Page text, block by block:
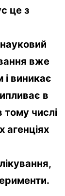
це з
вже
і виникає
в
тому числі
агенціях